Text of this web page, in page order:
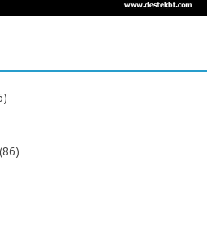
(86)